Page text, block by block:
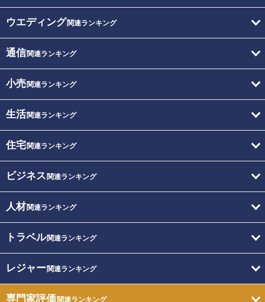
ウエディング関連ランキング
通信関連ランキング
小売関連ランキング
生活関連ランキング
住宅関連ランキング
ビジネス 関連ランキング
人材関連ランキング
トラベル関連ランキング
レジャー関連ランキング
専門家評価関連ランキング